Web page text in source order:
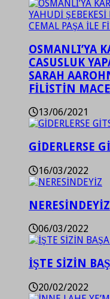
OSMANLI’YA
CASUSLUK
SARAH
FİLİSTİN
13/06/2021
GİDERLERSE
16/03/2022
NERESİNDEYİZ
06/03/2022
İŞTE SİZİN
20/02/2022